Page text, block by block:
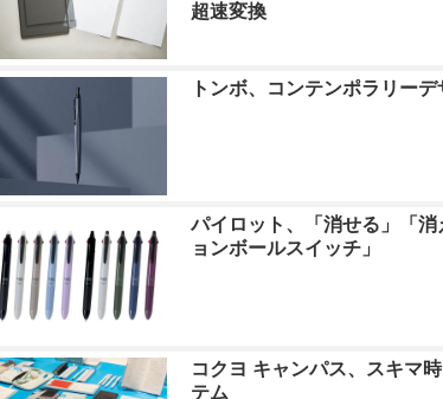
超速変換
トンボ、コンテンポラリー
パイロット、「消せる」「
ョンボールスイッチ」
コクヨ キャンパス、スキマ
テム